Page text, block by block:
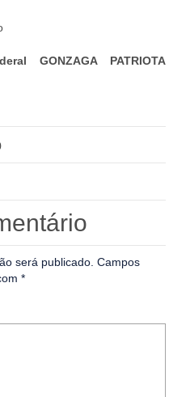
GONZAGA PATRIOTA
será publicado. Campos
*